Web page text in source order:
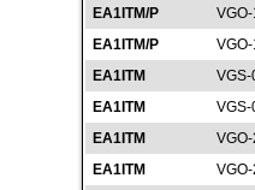
EA1ITM/P
EA1ITM/P
EA1ITM
EA1ITM
EA1ITM
EA1ITM